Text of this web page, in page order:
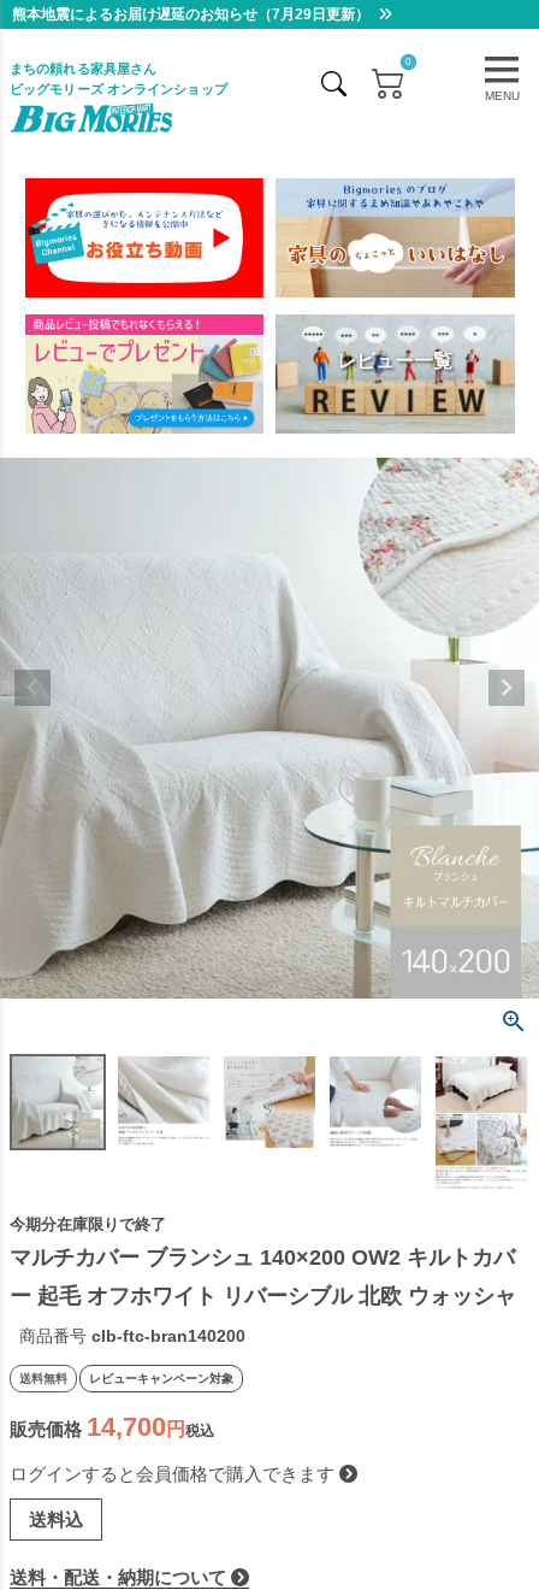
熊本地震によるお届け遅延のお知らせ（7月29日更新）
MENU
まちの頼れる家具屋さん
ビッグモリーズ オンラインショップ
0
レビュー一覧
今期分在庫限りで終了
マルチカバー ブランシュ 140×200 OW2 キルトカバ
ー 起毛 オフホワイト リバーシブル 北欧 ウォッシャ
ブル ソファカバー ベッドカバー ベッドスプレッド
こたつ布団カバー ラグ マット 2409SSp2
商品番号 clb-ftc-bran140200
送料無料 レビューキャンペーン対象
販売価格 14,700 税込
ログインすると会員価格で購入できます
送料込
送料・配送・納期について